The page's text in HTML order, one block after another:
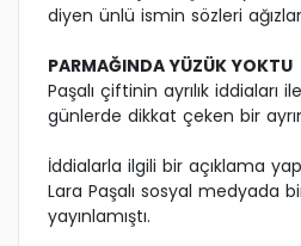
diyen ünlü ismin sözleri
PARMAĞINDA YÜZÜK YOKTU
Paşalı çiftinin ayrılık iddiaları
günlerde dikkat çeken bir
İddialarla ilgili bir açıklama
Lara Paşalı sosyal medyada
yayınlamıştı.